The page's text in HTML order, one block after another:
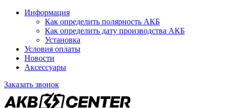
Информация
Как определить полярность АКБ
Как определить дату производства АКБ
Установка
Условия оплаты
Новости
Аксессуары
Заказать звонок